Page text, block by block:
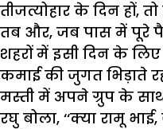
तीजत्योहार के दिन हों, तो
तब और, जब पास में पूरे
शहरों में इसी दिन के लिए
कमाई की जुगत भिड़ाते
मस्ती में अपने ग्रुप के
रघु बोला, ‘‘क्या रामू भाई,